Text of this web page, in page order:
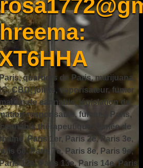
quartiers de Paris, marijuana,
CBD, joints, vaporisateur, fumer
de cannabis, législation du
responsable, fumer à Paris,
thérapeutique, fumée de
Paris 1er, Paris 2e, Paris 3e,
6e, Paris 7e, Paris 8e, Paris 9e,
12e, Paris 13e, Paris 14e, Paris